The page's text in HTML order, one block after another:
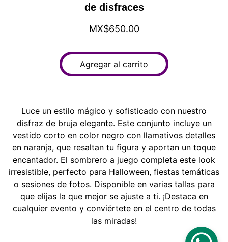
de disfraces
MX$650.00
Agregar al carrito
Luce un estilo mágico y sofisticado con nuestro
disfraz de bruja elegante. Este conjunto incluye un
vestido corto en color negro con llamativos detalles
en naranja, que resaltan tu figura y aportan un toque
encantador. El sombrero a juego completa este look
irresistible, perfecto para Halloween, fiestas temáticas
o sesiones de fotos. Disponible en varias tallas para
que elijas la que mejor se ajuste a ti. ¡Destaca en
cualquier evento y conviértete en el centro de todas
las miradas!